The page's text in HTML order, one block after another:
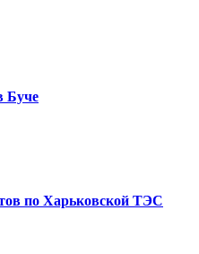
Буче
по Харьковской ТЭС